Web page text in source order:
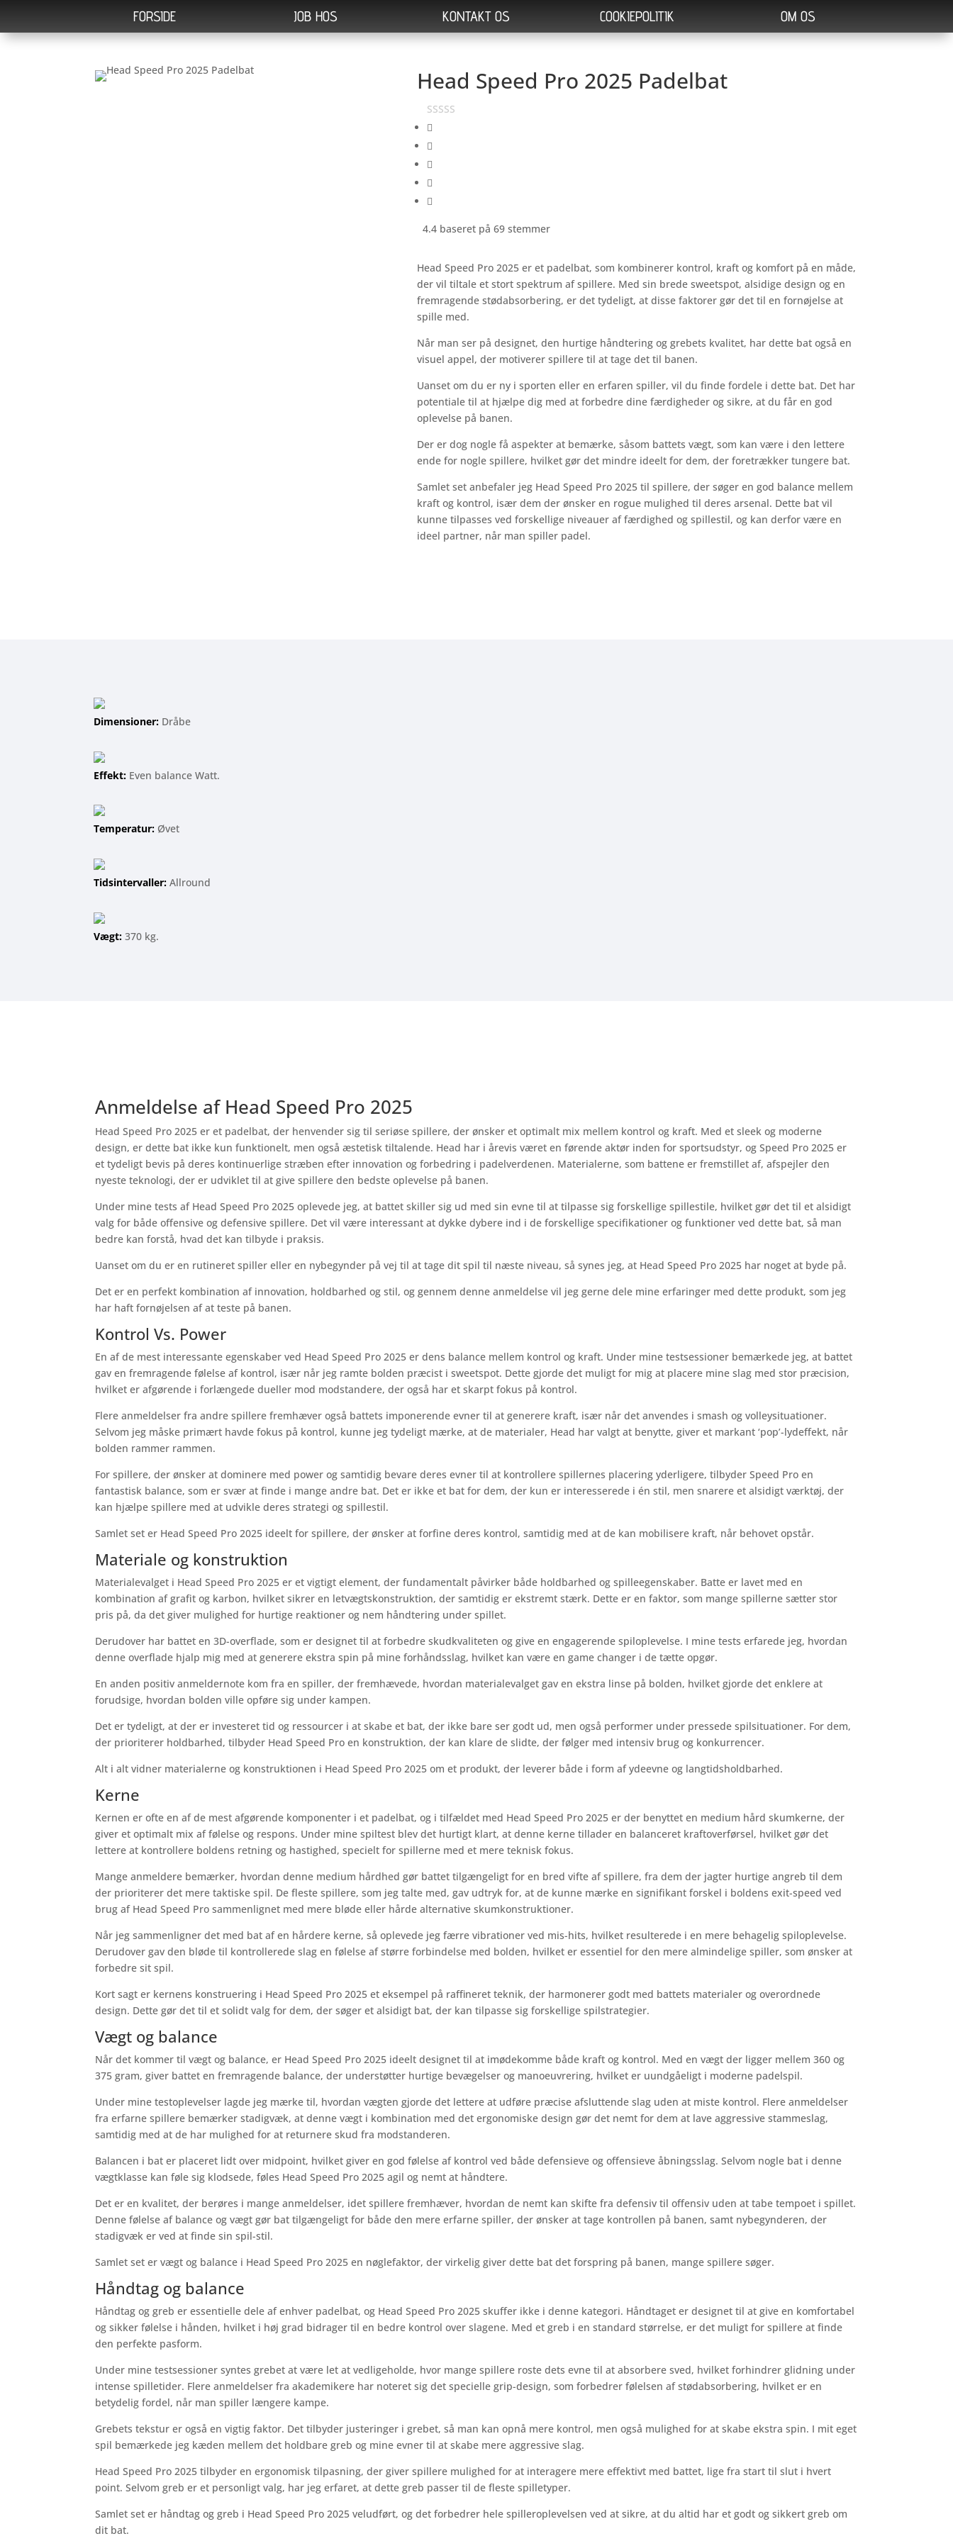
FORSIDE JOB HOS KONTAKT OS COOKIEPOLITIK OM OS
Head Speed Pro 2025 Padelbat
4.4 baseret på 69 stemmer
Head Speed Pro 2025 er et padelbat, som kombinerer kontrol, kraft og komfort på en måde,
der vil tiltale et stort spektrum af spillere. Med sin brede sweetspot, alsidige design og en
fremragende stødabsorbering, er det tydeligt, at disse faktorer gør det til en fornøjelse at
spille med.
Når man ser på designet, den hurtige håndtering og grebets kvalitet, har dette bat også en
visuel appel, der motiverer spillere til at tage det til banen.
Uanset om du er ny i sporten eller en erfaren spiller, vil du finde fordele i dette bat. Det har
potentiale til at hjælpe dig med at forbedre dine færdigheder og sikre, at du får en god
oplevelse på banen.
Der er dog nogle få aspekter at bemærke, såsom battets vægt, som kan være i den lettere
ende for nogle spillere, hvilket gør det mindre ideelt for dem, der foretrækker tungere bat.
Samlet set anbefaler jeg Head Speed Pro 2025 til spillere, der søger en god balance mellem
kraft og kontrol, især dem der ønsker en rogue mulighed til deres arsenal. Dette bat vil
kunne tilpasses ved forskellige niveauer af færdighed og spillestil, og kan derfor være en
ideel partner, når man spiller padel.
Dimensioner: Dråbe
Effekt: Even balance Watt.
Temperatur: Øvet
Tidsintervaller: Allround
Vægt: 370 kg.
Anmeldelse af Head Speed Pro 2025
Head Speed Pro 2025 er et padelbat, der henvender sig til seriøse spillere, der ønsker et optimalt mix mellem kontrol og kraft. Med et sleek og moderne
design, er dette bat ikke kun funktionelt, men også æstetisk tiltalende. Head har i årevis været en førende aktør inden for sportsudstyr, og Speed Pro 2025 er
et tydeligt bevis på deres kontinuerlige stræben efter innovation og forbedring i padelverdenen. Materialerne, som battene er fremstillet af, afspejler den
nyeste teknologi, der er udviklet til at give spillere den bedste oplevelse på banen.
Under mine tests af Head Speed Pro 2025 oplevede jeg, at battet skiller sig ud med sin evne til at tilpasse sig forskellige spillestile, hvilket gør det til et alsidigt
valg for både offensive og defensive spillere. Det vil være interessant at dykke dybere ind i de forskellige specifikationer og funktioner ved dette bat, så man
bedre kan forstå, hvad det kan tilbyde i praksis.
Uanset om du er en rutineret spiller eller en nybegynder på vej til at tage dit spil til næste niveau, så synes jeg, at Head Speed Pro 2025 har noget at byde på.
Det er en perfekt kombination af innovation, holdbarhed og stil, og gennem denne anmeldelse vil jeg gerne dele mine erfaringer med dette produkt, som jeg
har haft fornøjelsen af at teste på banen.
Kontrol Vs. Power
En af de mest interessante egenskaber ved Head Speed Pro 2025 er dens balance mellem kontrol og kraft. Under mine testsessioner bemærkede jeg, at battet
gav en fremragende følelse af kontrol, især når jeg ramte bolden præcist i sweetspot. Dette gjorde det muligt for mig at placere mine slag med stor præcision,
hvilket er afgørende i forlængede dueller mod modstandere, der også har et skarpt fokus på kontrol.
Flere anmeldelser fra andre spillere fremhæver også battets imponerende evner til at generere kraft, især når det anvendes i smash og volleysituationer.
Selvom jeg måske primært havde fokus på kontrol, kunne jeg tydeligt mærke, at de materialer, Head har valgt at benytte, giver et markant ‘pop’-lydeffekt, når
bolden rammer rammen.
For spillere, der ønsker at dominere med power og samtidig bevare deres evner til at kontrollere spillernes placering yderligere, tilbyder Speed Pro en
fantastisk balance, som er svær at finde i mange andre bat. Det er ikke et bat for dem, der kun er interesserede i én stil, men snarere et alsidigt værktøj, der
kan hjælpe spillere med at udvikle deres strategi og spillestil.
Samlet set er Head Speed Pro 2025 ideelt for spillere, der ønsker at forfine deres kontrol, samtidig med at de kan mobilisere kraft, når behovet opstår.
Materiale og konstruktion
Materialevalget i Head Speed Pro 2025 er et vigtigt element, der fundamentalt påvirker både holdbarhed og spilleegenskaber. Batte er lavet med en
kombination af grafit og karbon, hvilket sikrer en letvægtskonstruktion, der samtidig er ekstremt stærk. Dette er en faktor, som mange spillerne sætter stor
pris på, da det giver mulighed for hurtige reaktioner og nem håndtering under spillet.
Derudover har battet en 3D-overflade, som er designet til at forbedre skudkvaliteten og give en engagerende spiloplevelse. I mine tests erfarede jeg, hvordan
denne overflade hjalp mig med at generere ekstra spin på mine forhåndsslag, hvilket kan være en game changer i de tætte opgør.
En anden positiv anmeldernote kom fra en spiller, der fremhævede, hvordan materialevalget gav en ekstra linse på bolden, hvilket gjorde det enklere at
forudsige, hvordan bolden ville opføre sig under kampen.
Det er tydeligt, at der er investeret tid og ressourcer i at skabe et bat, der ikke bare ser godt ud, men også performer under pressede spilsituationer. For dem,
der prioriterer holdbarhed, tilbyder Head Speed Pro en konstruktion, der kan klare de slidte, der følger med intensiv brug og konkurrencer.
Alt i alt vidner materialerne og konstruktionen i Head Speed Pro 2025 om et produkt, der leverer både i form af ydeevne og langtidsholdbarhed.
Kerne
Kernen er ofte en af de mest afgørende komponenter i et padelbat, og i tilfældet med Head Speed Pro 2025 er der benyttet en medium hård skumkerne, der
giver et optimalt mix af følelse og respons. Under mine spiltest blev det hurtigt klart, at denne kerne tillader en balanceret kraftoverførsel, hvilket gør det
lettere at kontrollere boldens retning og hastighed, specielt for spillerne med et mere teknisk fokus.
Mange anmeldere bemærker, hvordan denne medium hårdhed gør battet tilgængeligt for en bred vifte af spillere, fra dem der jagter hurtige angreb til dem
der prioriterer det mere taktiske spil. De fleste spillere, som jeg talte med, gav udtryk for, at de kunne mærke en signifikant forskel i boldens exit-speed ved
brug af Head Speed Pro sammenlignet med mere bløde eller hårde alternative skumkonstruktioner.
Når jeg sammenligner det med bat af en hårdere kerne, så oplevede jeg færre vibrationer ved mis-hits, hvilket resulterede i en mere behagelig spiloplevelse.
Derudover gav den bløde til kontrollerede slag en følelse af større forbindelse med bolden, hvilket er essentiel for den mere almindelige spiller, som ønsker at
forbedre sit spil.
Kort sagt er kernens konstruering i Head Speed Pro 2025 et eksempel på raffineret teknik, der harmonerer godt med battets materialer og overordnede
design. Dette gør det til et solidt valg for dem, der søger et alsidigt bat, der kan tilpasse sig forskellige spilstrategier.
Vægt og balance
Når det kommer til vægt og balance, er Head Speed Pro 2025 ideelt designet til at imødekomme både kraft og kontrol. Med en vægt der ligger mellem 360 og
375 gram, giver battet en fremragende balance, der understøtter hurtige bevægelser og manoeuvrering, hvilket er uundgåeligt i moderne padelspil.
Under mine testoplevelser lagde jeg mærke til, hvordan vægten gjorde det lettere at udføre præcise afsluttende slag uden at miste kontrol. Flere anmeldelser
fra erfarne spillere bemærker stadigvæk, at denne vægt i kombination med det ergonomiske design gør det nemt for dem at lave aggressive stammeslag,
samtidig med at de har mulighed for at returnere skud fra modstanderen.
Balancen i bat er placeret lidt over midpoint, hvilket giver en god følelse af kontrol ved både defensieve og offensieve åbningsslag. Selvom nogle bat i denne
vægtklasse kan føle sig klodsede, føles Head Speed Pro 2025 agil og nemt at håndtere.
Det er en kvalitet, der berøres i mange anmeldelser, idet spillere fremhæver, hvordan de nemt kan skifte fra defensiv til offensiv uden at tabe tempoet i spillet.
Denne følelse af balance og vægt gør bat tilgængeligt for både den mere erfarne spiller, der ønsker at tage kontrollen på banen, samt nybegynderen, der
stadigvæk er ved at finde sin spil-stil.
Samlet set er vægt og balance i Head Speed Pro 2025 en nøglefaktor, der virkelig giver dette bat det forspring på banen, mange spillere søger.
Håndtag og balance
Håndtag og greb er essentielle dele af enhver padelbat, og Head Speed Pro 2025 skuffer ikke i denne kategori. Håndtaget er designet til at give en komfortabel
og sikker følelse i hånden, hvilket i høj grad bidrager til en bedre kontrol over slagene. Med et greb i en standard størrelse, er det muligt for spillere at finde
den perfekte pasform.
Under mine testsessioner syntes grebet at være let at vedligeholde, hvor mange spillere roste dets evne til at absorbere sved, hvilket forhindrer glidning under
intense spilletider. Flere anmeldelser fra akademikere har noteret sig det specielle grip-design, som forbedrer følelsen af stødabsorbering, hvilket er en
betydelig fordel, når man spiller længere kampe.
Grebets tekstur er også en vigtig faktor. Det tilbyder justeringer i grebet, så man kan opnå mere kontrol, men også mulighed for at skabe ekstra spin. I mit eget
spil bemærkede jeg kæden mellem det holdbare greb og mine evner til at skabe mere aggressive slag.
Head Speed Pro 2025 tilbyder en ergonomisk tilpasning, der giver spillere mulighed for at interagere mere effektivt med battet, lige fra start til slut i hvert
point. Selvom greb er et personligt valg, har jeg erfaret, at dette greb passer til de fleste spilletyper.
Samlet set er håndtag og greb i Head Speed Pro 2025 veludført, og det forbedrer hele spilleroplevelsen ved at sikre, at du altid har et godt og sikkert greb om
dit bat.